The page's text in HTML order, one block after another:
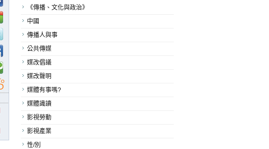
《傳播、文化與政治》
中國
傳播人與事
公共傳媒
媒改倡議
媒改聲明
媒體有事嗎?
媒體識讀
影視勞動
影視產業
性/別